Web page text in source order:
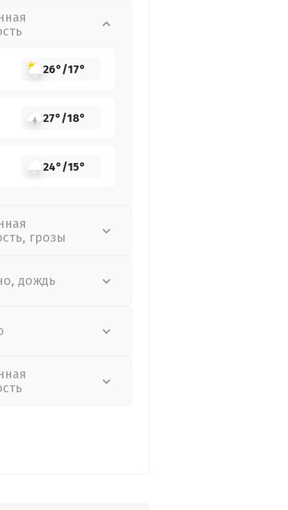
26°/17°
27°/18°
24°/15°
грозы
дождь